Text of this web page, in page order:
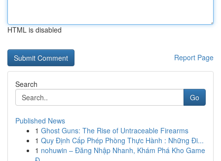
HTML is disabled
Report Page
Search
Go
Published News
1 Ghost Guns: The Rise of Untraceable Firearms
1 Quy Định Cấp Phép Phòng Thực Hành : Những Đi...
1 nohuwin – Đăng Nhập Nhanh, Khám Phá Kho Game